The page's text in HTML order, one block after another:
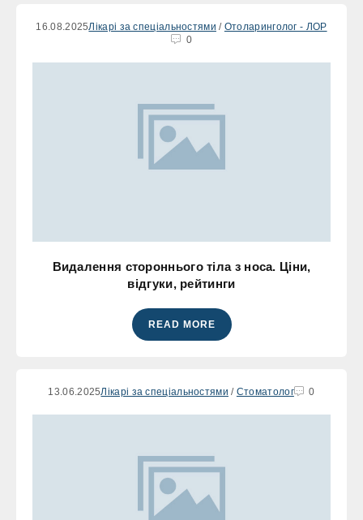
16.08.2025Лікарі за спеціальностями / Отоларинголог - ЛОР
0
Видалення стороннього тіла з носа. Ціни,
відгуки, рейтинги
READ MORE
13.06.2025Лікарі за спеціальностями / Стоматолог 0